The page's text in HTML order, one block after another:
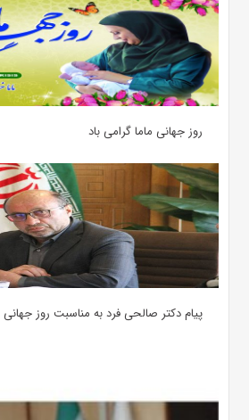
روز جهانی ماما گرامی باد
پیام دکتر صالحی فرد به مناسبت روز جهانی